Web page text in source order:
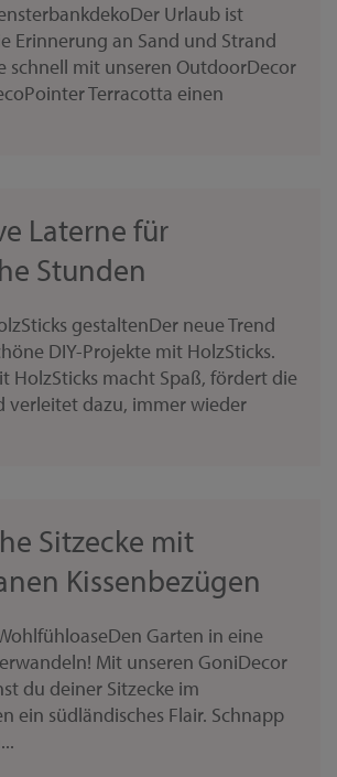
Urlaub ist
Erinnerung an Sand und Strand
schnell mit unseren OutdoorDecor
Terracotta einen
Laterne für
Stunden
gestaltenDer neue Trend
DIY-Projekte mit HolzSticks.
HolzSticks macht Spaß, fördert die
verleitet dazu, immer wieder
Sitzecke mit
Kissenbezügen
Garten in eine
Mit unseren GoniDecor
du deiner Sitzecke im
ein südländisches Flair. Schnapp